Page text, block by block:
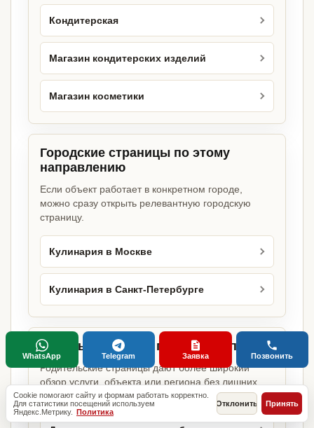
Кондитерская
Магазин кондитерских изделий
Магазин косметики
Городские страницы по этому
направлению
Если объект работает в конкретном городе,
можно сразу открыть релевантную городскую
страницу.
Кулинария в Москве
Кулинария в Санкт-Петербурге
Базовые разделы по этому запросу
Родительские страницы дают более широкий
обзор услуги, объекта или региона без лишних
переходов.
Cookie помогают сайту и формам работать корректно.
Для статистики посещений используем
Яндекс.Метрику. Политика
Отклонить Принять
WhatsApp Telegram Заявка Позвонить